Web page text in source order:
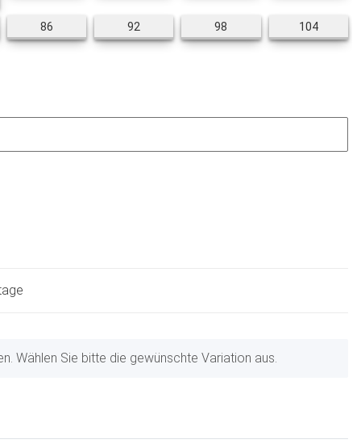
8686 92 98 104104
Wählen Sie bitte die gewünschte Variation aus.